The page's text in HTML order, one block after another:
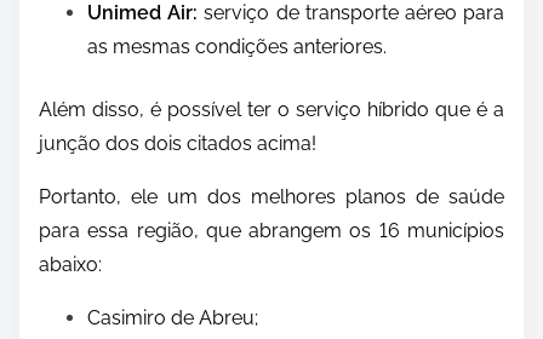
Unimed Air: serviço de transporte aéreo para
as mesmas condições anteriores.
Além disso, é possível ter o serviço híbrido que é a
junção dos dois citados acima!
Portanto, ele um dos melhores planos de saúde
para essa região, que abrangem os 16 municípios
abaixo:
Casimiro de Abreu;